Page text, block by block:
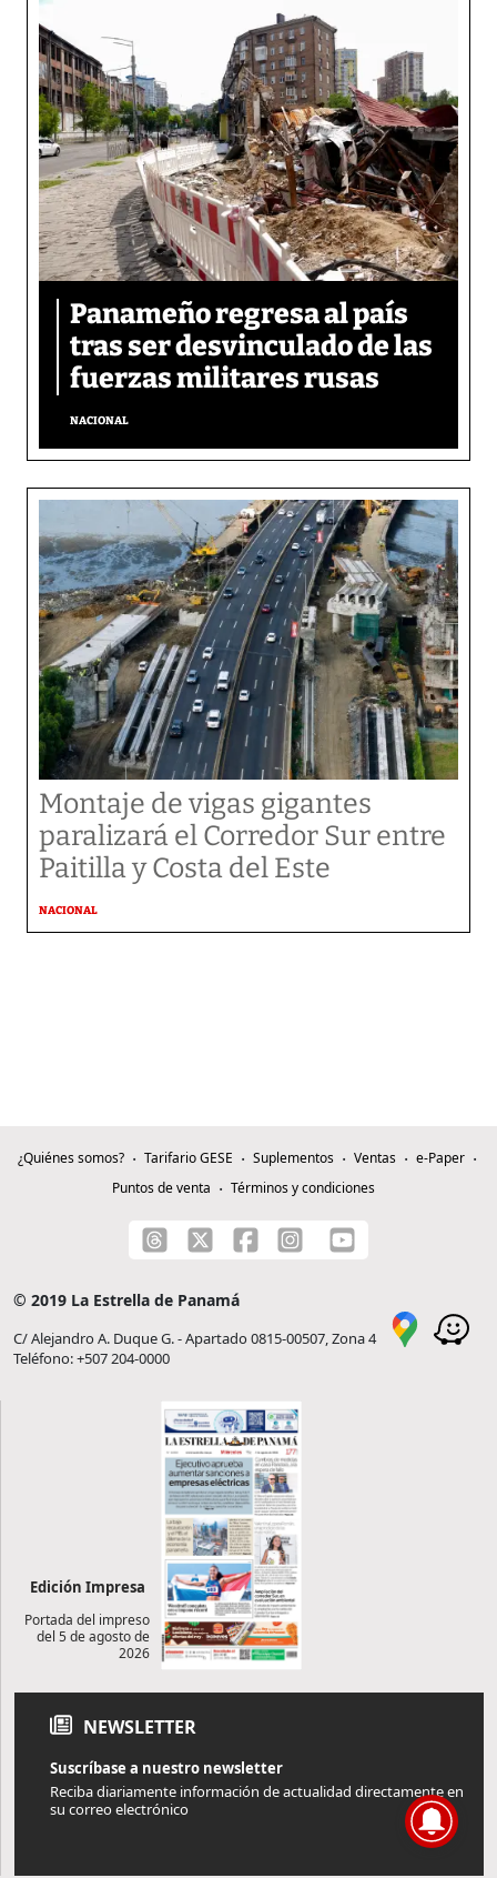
Panameño regresa al país
tras ser desvinculado de las
fuerzas militares rusas
NACIONAL
Montaje de vigas gigantes
paralizará el Corredor Sur entre
Paitilla y Costa del Este
NACIONAL
¿Quiénes somos? Tarifario GESE Suplementos Ventas
e-Paper
Puntos de venta
Términos y condiciones
© 2019 La Estrella de Panamá
C/ Alejandro A. Duque G. - Apartado 0815-00507, Zona 4
Teléfono: +507 204-0000
Edición Impresa
Portada del impreso
del 5 de agosto de
2026
NEWSLETTER
Suscríbase a nuestro newsletter
Reciba diariamente información de actualidad directamente en
su correo electrónico